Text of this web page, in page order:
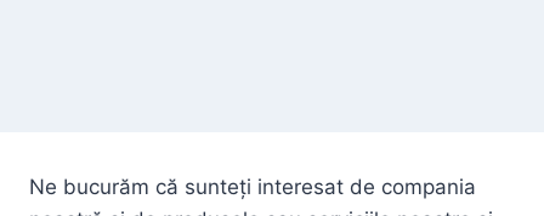
Ne bucurăm că sunteți interesat de compania